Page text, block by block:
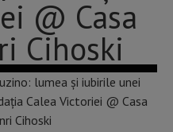
@ Casa
Cihoski